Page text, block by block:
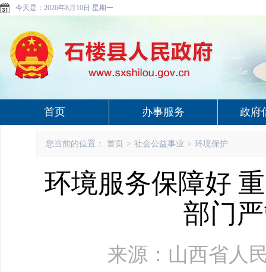
今天是： 2026年8月10日 星期一
首页 办事服务 政府
您当前的位置： 首页 > 社会公益事业 > 环境保护
环境服务保障好
部门
来源：山西省人